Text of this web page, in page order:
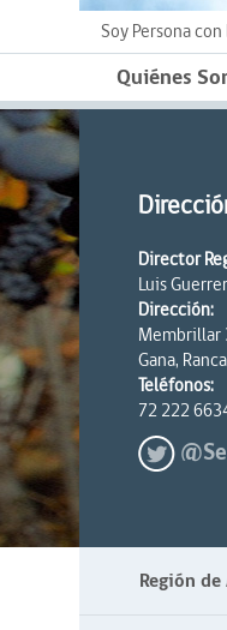
Soy Persona
Quiénes
Director
Luis
Dirección:
Membrillar
Gana,
Teléfonos:
72 222
Región